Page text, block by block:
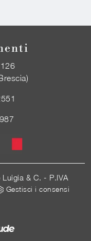
& C. - P.IVA
Gestisci i consensi